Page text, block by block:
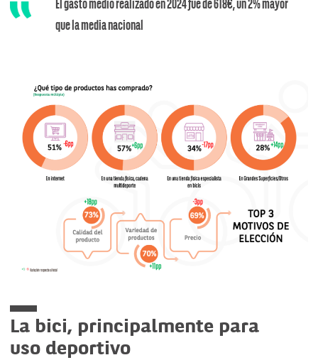
El gasto medio realizado en 2024 fue de 618€, un 2% mayor
que la media nacional
La bici, principalmente para
uso deportivo